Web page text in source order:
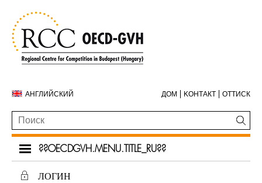
АНГЛИЙСКИЙ ДОМ KОНТАКТ ОТТИСК
??OECDGVH.MENU.TITLE_RU??
ЛОГИН